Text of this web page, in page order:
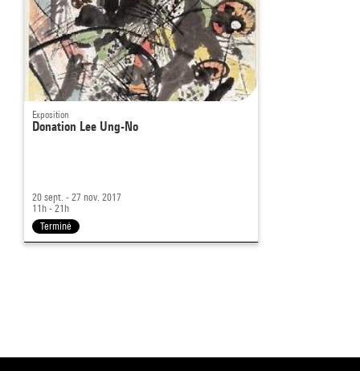
Exposition
Donation Lee Ung-No
20 sept. - 27 nov. 2017
11h - 21h
Terminé